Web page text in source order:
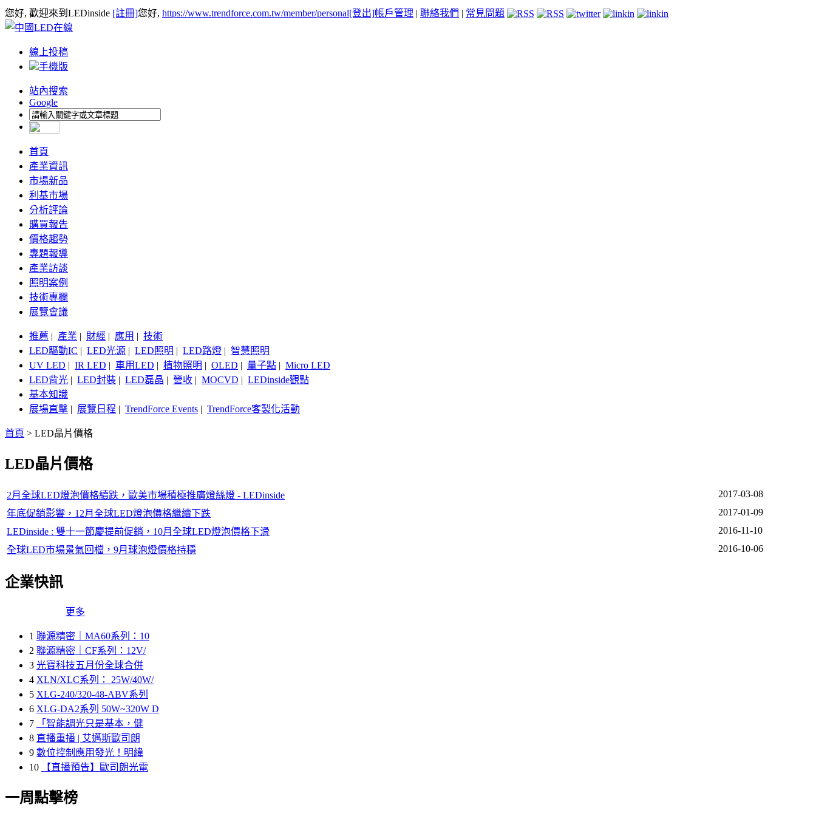
您好, 歡迎來到LEDinside [註冊]您好, https://www.trendforce.com.tw/member/personal[登出]帳戶管理 | 聯絡我們 | 常見問題
線上投稿
手機版
站內搜索
Google
首頁
產業資訊
市場新品
利基市場
分析評論
購買報告
價格趨勢
專題報導
產業訪談
照明案例
技術專欄
展覽會議
推薦 | 產業 | 財經 | 應用 | 技術
LED驅動IC | LED光源 | LED照明 | LED路燈 | 智慧照明
UV LED | IR LED | 車用LED | 植物照明 | OLED | 量子點 | Micro LED
LED背光 | LED封裝 | LED磊晶 | 營收 | MOCVD | LEDinside觀點
基本知識
展場直擊 | 展覽日程 | TrendForce Events | TrendForce客製化活動
首頁 > LED晶片價格
LED晶片價格
2月全球LED燈泡價格續跌，歐美市場積極推廣燈絲燈 - LEDinside
2017-03-08
年底促銷影響，12月全球LED燈泡價格繼續下跌
2017-01-09
LEDinside : 雙十一節慶提前促銷，10月全球LED燈泡價格下滑
2016-11-10
全球LED市場景氣回檔，9月球泡燈價格持穩
2016-10-06
企業快訊
更多
1 聯源精密｜MA60系列：10
2 聯源精密｜CF系列：12V/
3 光寶科技五月份全球合併
4 XLN/XLC系列： 25W/40W/
5 XLG-240/320-48-ABV系列
6 XLG-DA2系列 50W~320W D
7
「智能調光只是基本，健
8 直播重播 | 艾邁斯歐司朗
9 數位控制應用發光！明緯
10
【直播預告】歐司朗光電
一周點擊榜